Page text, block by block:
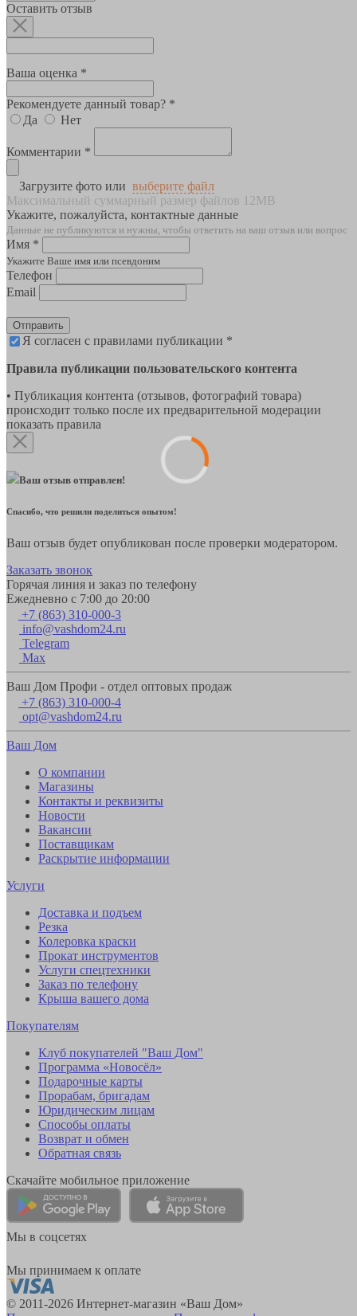
Оставить отзыв
Ваша оценка *
Рекомендуете данный товар? *
Да
Нет
Комментарии *
Загрузите фото или выберите файл
Максимальный суммарный размер файлов 12MB
Укажите, пожалуйста, контактные данные
Данные не публикуются и нужны, чтобы ответить на ваш отзыв или вопрос
Имя *
Укажите Ваше имя или псевдоним
Телефон
Email
Отправить
Я согласен с правилами публикации *
Правила публикации пользовательского контента
• Публикация контента (отзывов, фотографий товара)
происходит только после их предварительной модерации
показать правила
Ваш отзыв отправлен!
Спасибо, что решили поделиться опытом!
Ваш отзыв будет опубликован после проверки модератором.
Заказать звонок
Горячая линия и заказ по телефону
Ежедневно с 7:00 до 20:00
+7 (863) 310-000-3
info@vashdom24.ru
Telegram
Max
Ваш Дом Профи - отдел оптовых продаж
+7 (863) 310-000-4
opt@vashdom24.ru
Ваш Дом
О компании
Магазины
Контакты и реквизиты
Новости
Вакансии
Поставщикам
Раскрытие информации
Услуги
Доставка и подъем
Резка
Колеровка краски
Прокат инструментов
Услуги спецтехники
Заказ по телефону
Крыша вашего дома
Покупателям
Клуб покупателей "Ваш Дом"
Программа «Новосёл»
Подарочные карты
Прорабам, бригадам
Юридическим лицам
Способы оплаты
Возврат и обмен
Обратная связь
Скачайте мобильное приложение
Мы в соцсетях
Мы принимаем к оплате
© 2011-2026 Интернет-магазин «Ваш Дом»